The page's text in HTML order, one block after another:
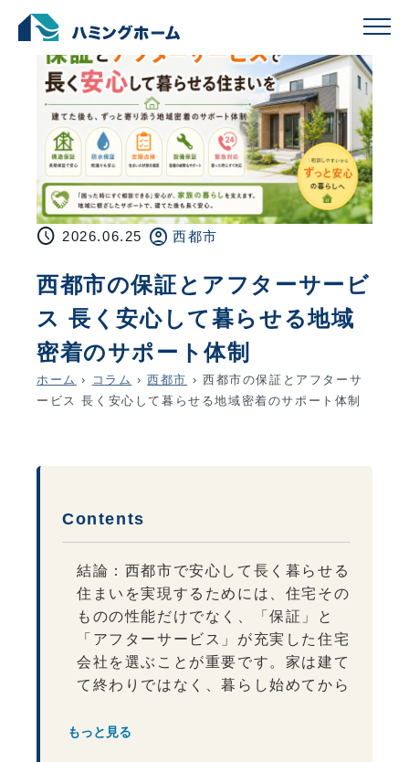
schedule 2026.06.25 account_circle 西都市
西都市の保証とアフターサービ
ス 長く安心して暮らせる地域
密着のサポート体制
ホーム › コラム › 西都市 › 西都市の保証とアフターサ
ービス 長く安心して暮らせる地域密着のサポート体制
Contents
結論：西都市で安心して長く暮らせる
住まいを実現するためには、住宅その
ものの性能だけでなく、「保証」と
「アフターサービス」が充実した住宅
会社を選ぶことが重要です。家は建て
て終わりではなく、暮らし始めてから
そ、困ったときにすぐ相談できる地域
もっと見る